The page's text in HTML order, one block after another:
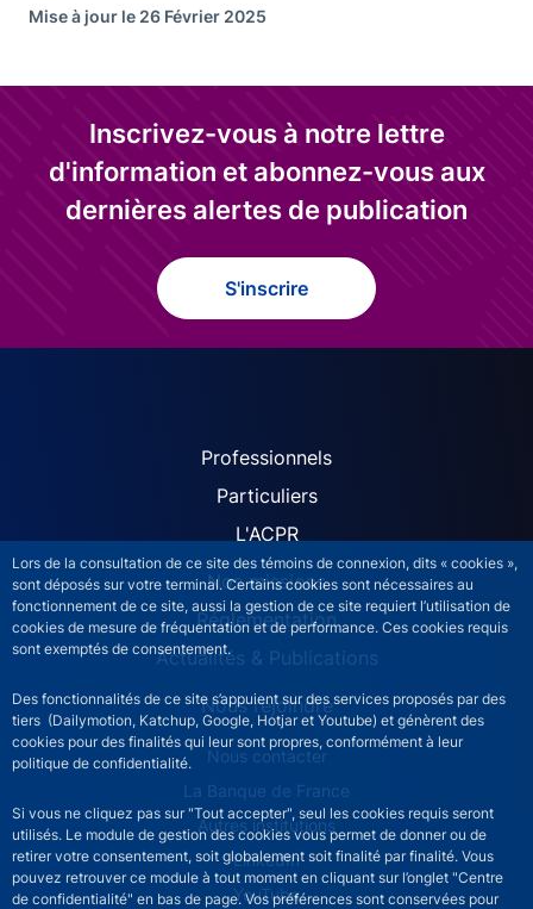
Lors de la consultation de ce site des témoins de connexion, dits « cookies »,
sont déposés sur votre terminal. Certains cookies sont nécessaires au
fonctionnement de ce site, aussi la gestion de ce site requiert l’utilisation de
cookies de mesure de fréquentation et de performance. Ces cookies requis
sont exemptés de consentement.
Des fonctionnalités de ce site s’appuient sur des services proposés par des
tiers (Dailymotion, Katchup, Google, Hotjar et Youtube) et génèrent des
cookies pour des finalités qui leur sont propres, conformément à leur
politique de confidentialité.
Si vous ne cliquez pas sur "Tout accepter", seul les cookies requis seront
utilisés. Le module de gestion des cookies vous permet de donner ou de
retirer votre consentement, soit globalement soit finalité par finalité. Vous
pouvez retrouver ce module à tout moment en cliquant sur l’onglet "Centre
de confidentialité" en bas de page. Vos préférences sont conservées pour
Mise à jour le 26 Février 2025
Inscrivez-vous à notre lettre
d'information et abonnez-vous aux
dernières alertes de publication
S'inscrire
ACPR site navigation
Professionnels
Particuliers
L'ACPR
Nos missions
Réglementation
Actualités & Publications
Nous rejoindre
ACPR footer secondary menu (French)
Nous contacter
La Banque de France
Autres institutions
LinkedIn
YouTube